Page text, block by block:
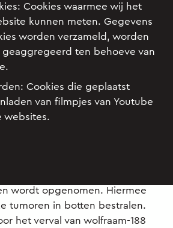
bottumoren te behandelen.
wordt opgenomen. Hiermee
tumoren in botten bestralen.
het verval van wolfraam-188
Cookies waarmee wij het
kunnen meten. Gegevens
worden verzameld, worden
ten behoeve van
Cookies die geplaatst
van filmpjes van Youtube
websites.